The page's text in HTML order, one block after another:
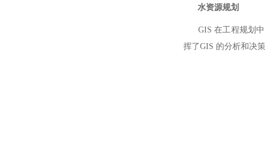
水资源规划
GIS 在工程规划中
挥了GIS 的分析和决